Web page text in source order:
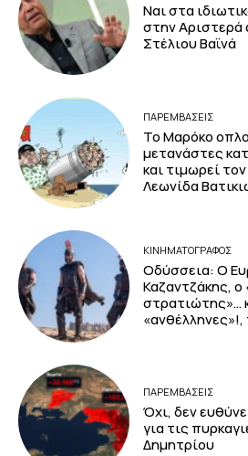
Ναι στα
στην
Στέλιου Βαϊνά
ΠΑΡΕΜΒΑΣΕΙΣ
Το Μαρόκο
μετανάστες
και τιμωρεί
Λεωνίδα
ΚΙΝΗΜΑΤΟΓΡΆΦΟΣ
Οδύσσεια: Ο
Καζαντζάκης,
στρατιώτης»…
ΠΑΡΕΜΒΑΣΕΙΣ
Όχι, δεν
για τις
Δημητρίου